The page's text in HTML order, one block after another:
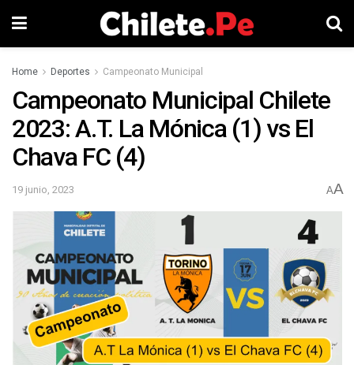
Home Deportes Campeonato Municipal
Campeonato Municipal Chilete
2023: A.T. La Mónica (1) vs El
Chava FC (4)
19 junio, 2023 AA